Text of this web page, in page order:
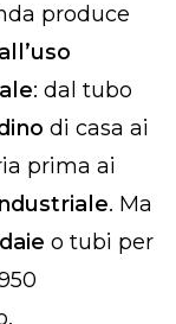
produce
: dal tubo
di casa ai
prima ai
. Ma
o tubi per